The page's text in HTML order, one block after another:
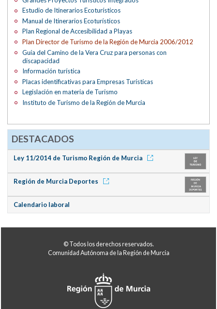
Estudio de Itinerarios Ecoturísticos
Manual de Itinerarios Ecoturísticos
Plan Regional de Accesibilidad a Playas
Plan Director de Turismo de la Región de Murcia 2006/2012
Guía del Camino de la Vera Cruz para personas con
discapacidad
Información turística
Placas identificativas para Empresas Turísticas
Legislación en materia de Turismo
Instituto de Turismo de la Región de Murcia
DESTACADOS
Ley 11/2014 de Turismo Región de Murcia
Región de Murcia Deportes
Calendario laboral
© Todos los derechos reservados.
Comunidad Autónoma de la Región de Murcia